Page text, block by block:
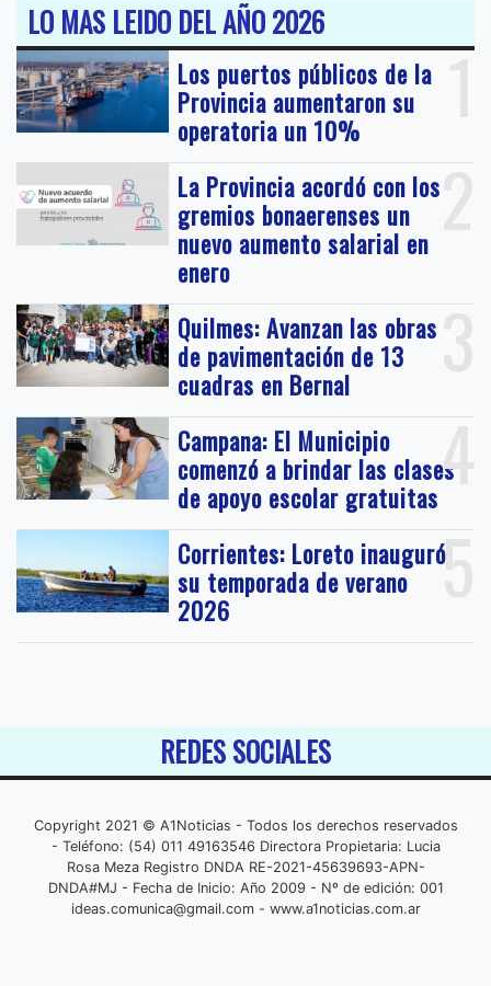
LO MAS LEIDO DEL AÑO 2026
1
Los puertos públicos de la
Provincia aumentaron su
operatoria un 10%
2
La Provincia acordó con los
gremios bonaerenses un
nuevo aumento salarial en
enero
3
Quilmes: Avanzan las obras
de pavimentación de 13
cuadras en Bernal
4
Campana: El Municipio
comenzó a brindar las clases
de apoyo escolar gratuitas
5
Corrientes: Loreto inauguró
su temporada de verano
2026
REDES SOCIALES
Copyright 2021 © A1Noticias - Todos los derechos reservados
- Teléfono: (54) 011 49163546 Directora Propietaria: Lucia
Rosa Meza Registro DNDA RE-2021-45639693-APN-
DNDA#MJ - Fecha de Inicio: Año 2009 - Nº de edición: 001
ideas.comunica@gmail.com- www.a1noticias.com.ar